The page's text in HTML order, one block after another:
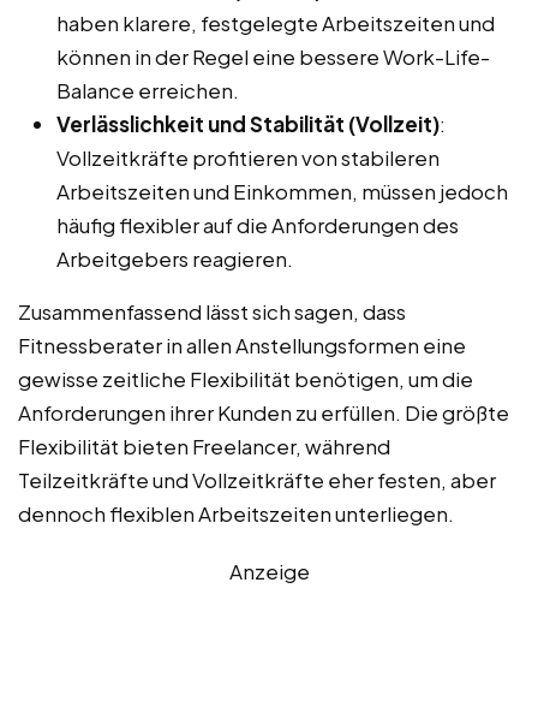
haben klarere, festgelegte Arbeitszeiten und
können in der Regel eine bessere Work-Life-
Balance erreichen.
Verlässlichkeit und Stabilität (Vollzeit):
Vollzeitkräfte profitieren von stabileren
Arbeitszeiten und Einkommen, müssen jedoch
häufig flexibler auf die Anforderungen des
Arbeitgebers reagieren.
Zusammenfassend lässt sich sagen, dass
Fitnessberater in allen Anstellungsformen eine
gewisse zeitliche Flexibilität benötigen, um die
Anforderungen ihrer Kunden zu erfüllen. Die größte
Flexibilität bieten Freelancer, während
Teilzeitkräfte und Vollzeitkräfte eher festen, aber
dennoch flexiblen Arbeitszeiten unterliegen.
Anzeige